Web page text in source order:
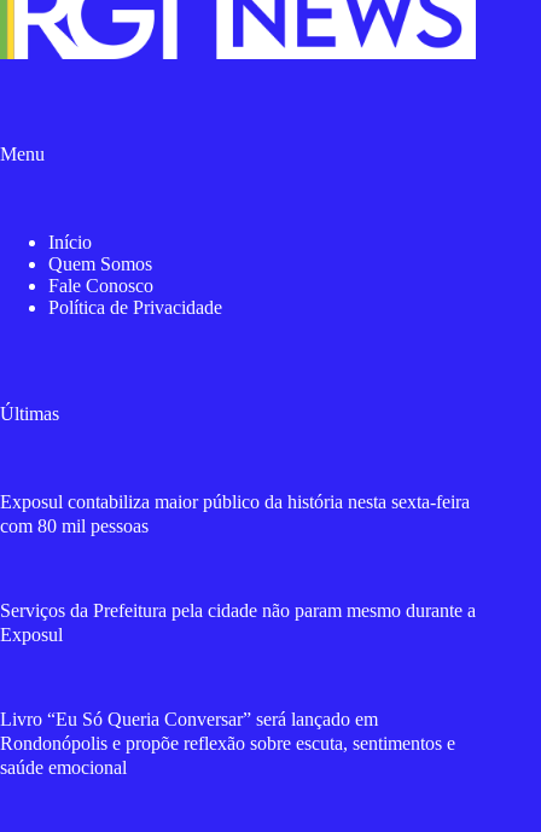
Menu
Início
Quem Somos
Fale Conosco
Política de Privacidade
Últimas
Exposul contabiliza maior público da história nesta sexta-feira
com 80 mil pessoas
Serviços da Prefeitura pela cidade não param mesmo durante a
Exposul
Livro “Eu Só Queria Conversar” será lançado em
Rondonópolis e propõe reflexão sobre escuta, sentimentos e
saúde emocional